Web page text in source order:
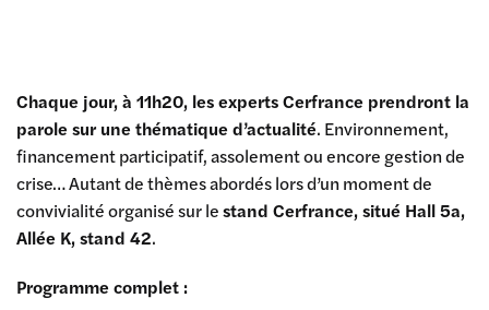
Chaque jour, à 11h20, les experts Cerfrance prendront la
parole sur une thématique d’actualité. Environnement,
financement participatif, assolement ou encore gestion de
crise… Autant de thèmes abordés lors d’un moment de
convivialité organisé sur lestand Cerfrance, situé Hall 5a,
Allée K, stand 42.
Programme complet :